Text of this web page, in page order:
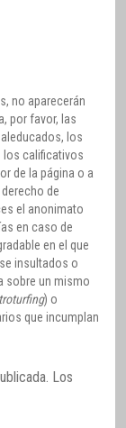
no aparecerán
por favor, las
los
los calificativos
de la página o a
de
el anonimato
en caso de
en el que
insultados o
sobre un mismo
) o
que incumplan
Los